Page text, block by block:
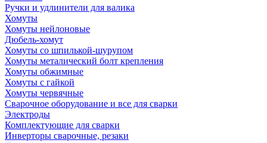
Ручки и удлинители для валика
Хомуты
Хомуты нейлоновые
Дюбель-хомут
Хомуты со шпилькой-шурупом
Хомуты металический болт крепления
Хомуты обжимные
Хомуты с гайкой
Хомуты червячные
Сварочное оборудование и все для сварки
Электроды
Комплектующие для сварки
Инверторы сварочные, резаки